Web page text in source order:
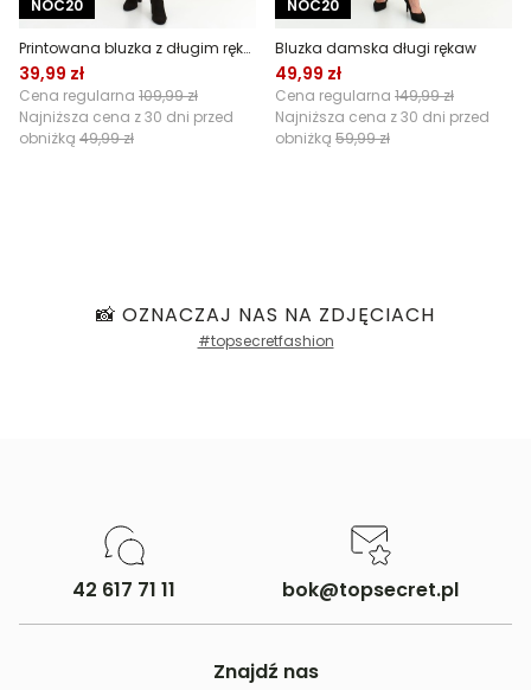
NOC20
Printowana bluzka z długim rękawem
39,99 zł
Cena regularna 109,99 zł
Najniższa cena z 30 dni przed
obniżką 49,99 zł
NOC20
Bluzka damska długi rękaw
49,99 zł
Cena regularna 149,99 zł
Najniższa cena z 30 dni przed
obniżką 59,99 zł
📸 OZNACZAJ NAS NA ZDJĘCIACH
#topsecretfashion
42 617 71 11 bok@topsecret.pl
Znajdź nas